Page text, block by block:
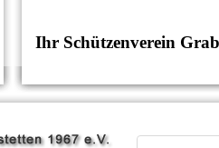
Ihr Schützenverein